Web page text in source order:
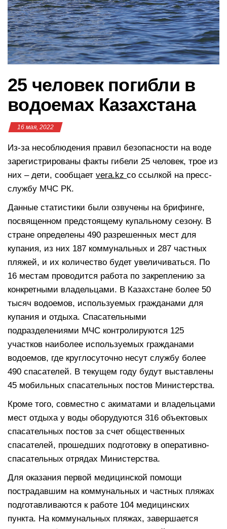
25 человек погибли в
водоемах Казахстана
16 мая, 2022
Из-за несоблюдения правил безопасности на воде
зарегистрированы факты гибели 25 человек, трое из
них – дети, сообщает vera.kz со ссылкой на пресс-
службу МЧС РК.
Данные статистики были озвучены на брифинге,
посвященном предстоящему купальному сезону. В
стране определены 490 разрешенных мест для
купания, из них 187 коммунальных и 287 частных
пляжей, и их количество будет увеличиваться. По
16 местам проводится работа по закреплению за
конкретными владельцами. В Казахстане более 50
тысяч водоемов, используемых гражданами для
купания и отдыха. Спасательными
подразделениями МЧС контролируются 125
участков наиболее используемых гражданами
водоемов, где круглосуточно несут службу более
490 спасателей. В текущем году будут выставлены
45 мобильных спасательных постов Министерства.
Кроме того, совместно с акиматами и владельцами
мест отдыха у воды оборудуются 316 объектовых
спасательных постов за счет общественных
спасателей, прошедших подготовку в оперативно-
спасательных отрядах Министерства.
Для оказания первой медицинской помощи
пострадавшим на коммунальных и частных пляжах
подготавливаются к работе 104 медицинских
пункта. На коммунальных пляжах, завершается